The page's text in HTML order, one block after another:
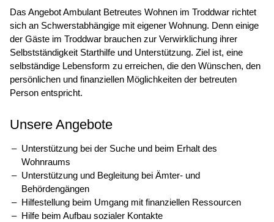
Das Angebot Ambulant Betreutes Wohnen im Troddwar richtet
sich an Schwerstabhängige mit eigener Wohnung. Denn einige
der Gäste im Troddwar brauchen zur Verwirklichung ihrer
Selbstständigkeit Starthilfe und Unterstützung. Ziel ist, eine
selbständige Lebensform zu erreichen, die den Wünschen, den
persönlichen und finanziellen Möglichkeiten der betreuten
Person entspricht.
Unsere Angebote
Unterstützung bei der Suche und beim Erhalt des
Wohnraums
Unterstützung und Begleitung bei Ämter- und
Behördengängen
Hilfestellung beim Umgang mit finanziellen Ressourcen
Hilfe beim Aufbau sozialer Kontakte